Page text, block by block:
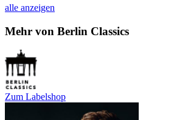
alle anzeigen
Mehr von Berlin Classics
Zum Labelshop